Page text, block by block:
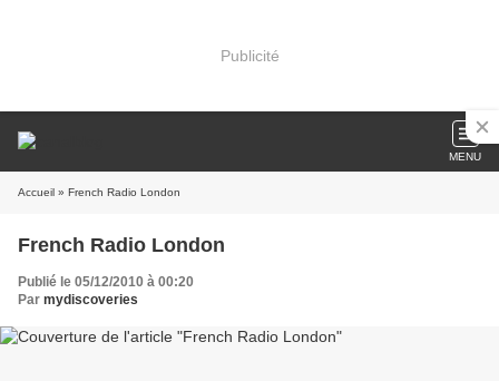
Publicité
MENU
Accueil » French Radio London
French Radio London
Publié le 05/12/2010 à 00:20
Par mydiscoveries